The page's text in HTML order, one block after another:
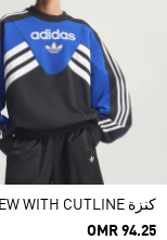
كنزة CREW WITH CUTLINE
OMR 94.25